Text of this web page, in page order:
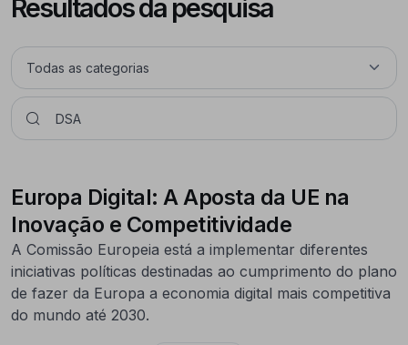
Resultados da pesquisa
Europa Digital: A Aposta da UE na
Inovação e Competitividade
A Comissão Europeia está a implementar diferentes
iniciativas políticas destinadas ao cumprimento do plano
de fazer da Europa a economia digital mais competitiva
do mundo até 2030.